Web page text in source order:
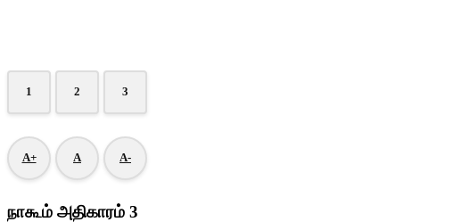
1 2 3
A+ A A-
நாகூம் அதிகாரம் 3